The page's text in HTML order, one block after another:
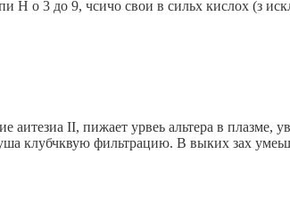
Н о 3 до 9, чсичо свои в сильх кислох (з
II, пижает урвеь альтера в плазме,
клубчквую фильтрацию. В выких зах